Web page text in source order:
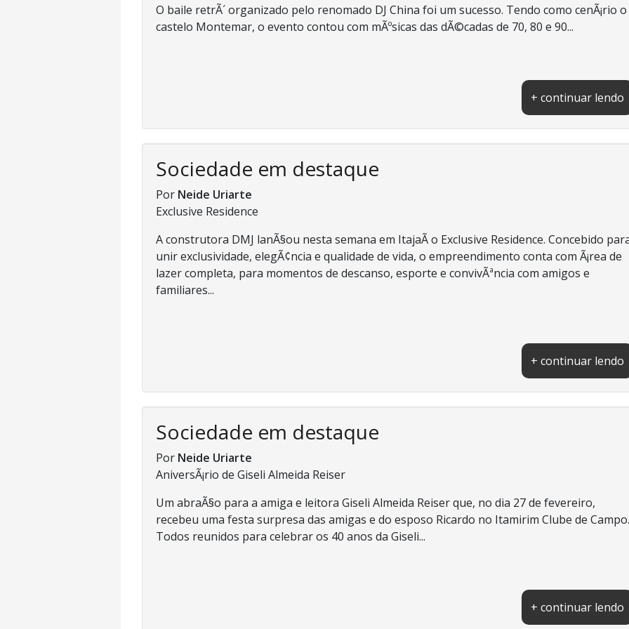
O baile retrÃ´ organizado pelo renomado DJ China foi um sucesso. Tendo como cenÃ¡rio o
castelo Montemar, o evento contou com mÃºsicas das dÃ©cadas de 70, 80 e 90...
+ continuar lendo
Sociedade em destaque
Por Neide Uriarte
Exclusive Residence
A construtora DMJ lanÃ§ou nesta semana em ItajaÃ­ o Exclusive Residence. Concebido
unir exclusividade, elegÃ¢ncia e qualidade de vida, o empreendimento conta com Ã¡rea de
lazer completa, para momentos de descanso, esporte e convivÃªncia com amigos e
familiares...
+ continuar lendo
Sociedade em destaque
Por Neide Uriarte
AniversÃ¡rio de Giseli Almeida Reiser
Um abraÃ§o para a amiga e leitora Giseli Almeida Reiser que, no dia 27 de fevereiro,
recebeu uma festa surpresa das amigas e do esposo Ricardo no Itamirim Clube de Campo.
Todos reunidos para celebrar os 40 anos da Giseli...
+ continuar lendo